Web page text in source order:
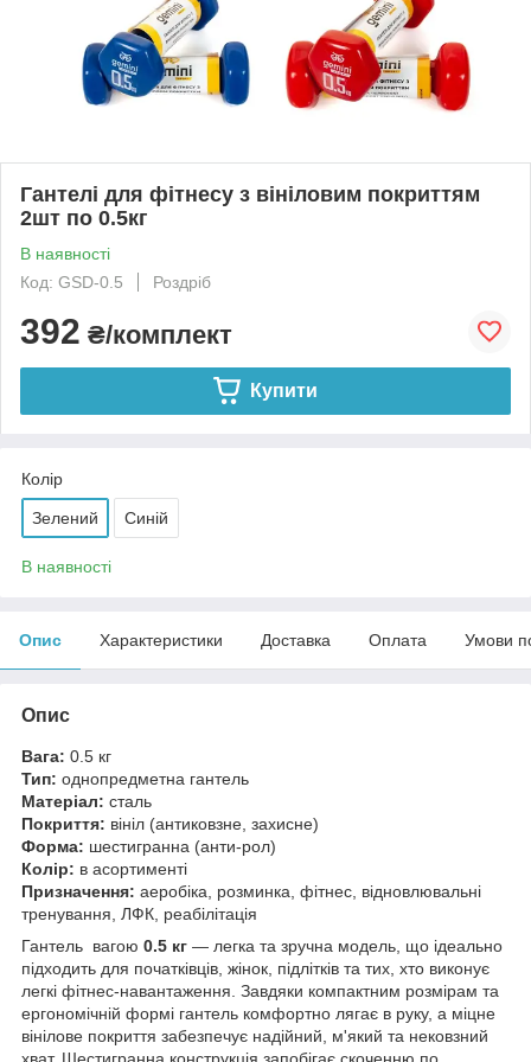
Гантелі для фітнесу з вініловим покриттям
2шт по 0.5кг
В наявності
Код: GSD-0.5
Роздріб
392 ₴/комплект
Купити
Колір
Зелений Синій
В наявності
Опис Характеристики Доставка Оплата Умови
Опис
Вага: 0.5 кг
Тип: однопредметна гантель
Матеріал: сталь
Покриття: вініл (антиковзне, захисне)
Форма: шестигранна (анти-рол)
Колір: в асортименті
Призначення: аеробіка, розминка, фітнес, відновлювальні
тренування, ЛФК, реабілітація
Гантель вагою 0.5 кг — легка та зручна модель, що ідеально
підходить для початківців, жінок, підлітків та тих, хто виконує
легкі фітнес-навантаження. Завдяки компактним розмірам та
ергономічній формі гантель комфортно лягає в руку, а міцне
вінілове покриття забезпечує надійний, м'який та нековзний
хват. Шестигранна конструкція запобігає скоченню по